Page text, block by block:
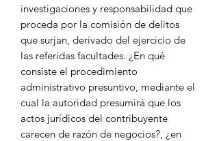
investigaciones y responsabilidad que
proceda por la comisión de delitos
que surjan, derivado del ejercicio de
las referidas facultades. ¿En qué
consiste el procedimiento
administrativo presuntivo, mediante el
cual la autoridad presumirá que los
actos jurídicos del contribuyente
carecen de razón de negocios?, ¿en